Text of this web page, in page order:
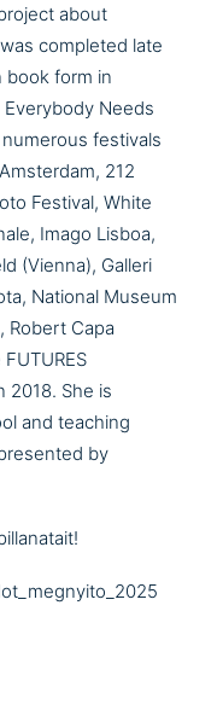
about
completed late
book form in
Needs
festivals
212
Festival, White
Imago Lisboa,
(Vienna), Galleri
National Museum
Robert Capa
2018. She is
and teaching
by